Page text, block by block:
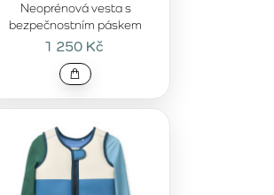
Neoprénová vesta s
bezpečnostním páskem
1 250 Kč